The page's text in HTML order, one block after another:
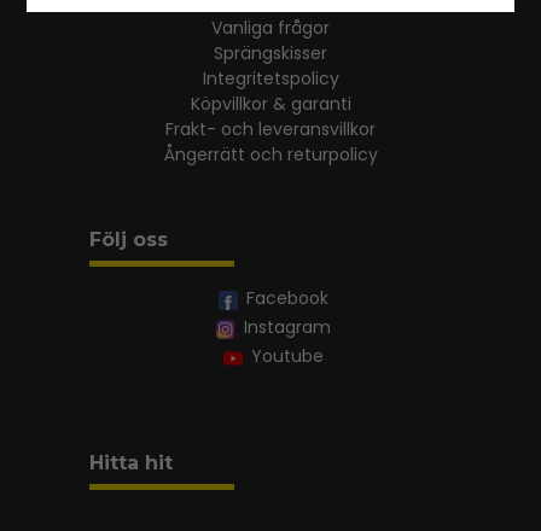
Vanliga frågor
Sprängskisser
Integritetspolicy
Köpvillkor & garanti
Frakt- och leveransvillkor
Ångerrätt och returpolicy
Följ oss
Facebook
Instagram
Youtube
Hitta hit